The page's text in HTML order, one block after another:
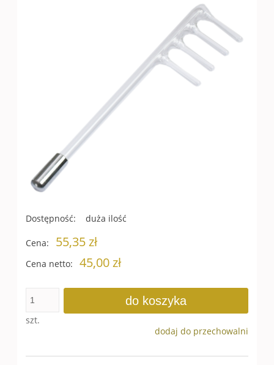
Dostępność: duża ilość
Cena: 55,35 zł
Cena netto: 45,00 zł
szt.
do koszyka
dodaj do przechowalni